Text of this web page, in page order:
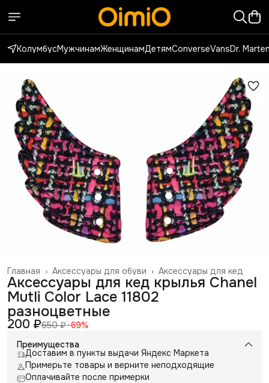
КолумбусМужчинамЖенщинамДетямConverseVansDr.
Аксессуары для кед
Аксессуары для обуви ›
Главная ›
Аксессуары для кед крылья Chanel
Mutli Color Lace 11802
разноцветные
200 ₽650 ₽−69%
Преимущества
Доставим в пункты выдачи Яндекс Маркета
Примерьте товары и верните неподходящие
Оплачивайте после примерки